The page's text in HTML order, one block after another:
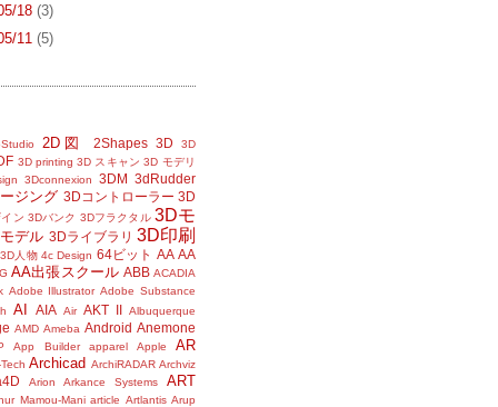
18 (3)
11 (5)
2D図 2Shapes 3D 3D
3D printing 3D スキャン 3D モデリ
3Dconnexion 3DM 3dRudder
ジング 3Dコントローラー 3D
ン 3Dバンク 3Dフラクタル 3Dモ
デル 3Dライブラリ 3D印刷
3D人物 4c Design 64ビット AA AA
AA出張スクール ABB ACADIA
Adobe Illustrator Adobe Substance
AI AIA Air AKT II Albuquerque
AMD Ameba Android Anemone
App Builder apparel Apple AR
Archicad ArchiRADAR Archviz
Arion Arkance Systems ART
Mamou-Mani article Artlantis Arup